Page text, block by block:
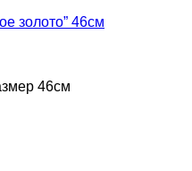
золото” 46см
46см